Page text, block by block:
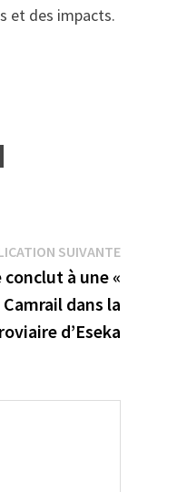
et des impacts.
SUIVANTEPublication
suivante :
à une «
dans la
d’Eseka